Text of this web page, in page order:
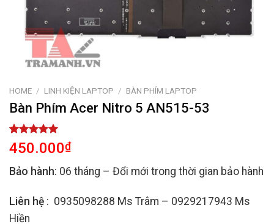
HOME / LINH KIỆN LAPTOP / BÀN PHÍM LAPTOP
Bàn Phím Acer Nitro 5 AN515-53
Rated
5.00
out of 5
3
customer
450.000₫
Bảo hành: 06 tháng – Đổi mới trong thời gian bảo hành
Liên hệ : 0935098288 Ms Trâm – 0929217943 Ms
Hiền